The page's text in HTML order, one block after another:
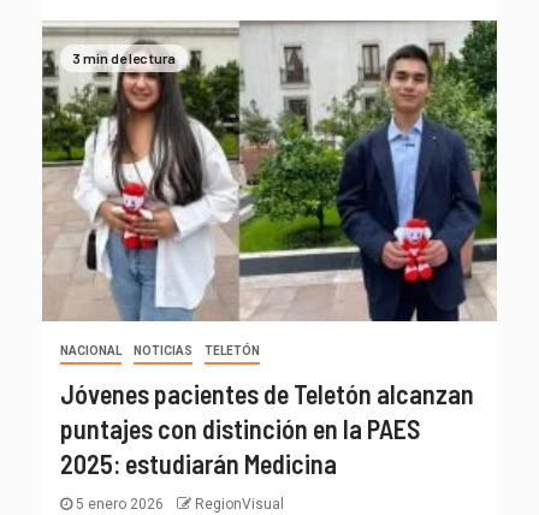
3 min de lectura
NACIONAL NOTICIAS TELETÓN
Jóvenes pacientes de Teletón alcanzan
puntajes con distinción en la PAES
2025: estudiarán Medicina
5 enero 2026 RegionVisual